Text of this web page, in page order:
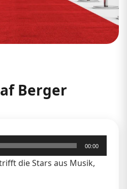
Berger
00:00
die Stars aus Musik,